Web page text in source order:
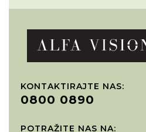
KONTAKTIRAJTE NAS:
0800 0890
POTRAŽITE NAS NA: